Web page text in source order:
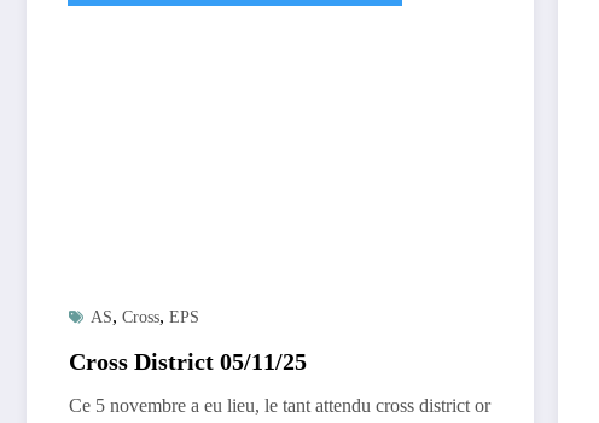
AS, Cross, EPS
Cross District 05/11/25
Ce 5 novembre a eu lieu, le tant attendu cross district or